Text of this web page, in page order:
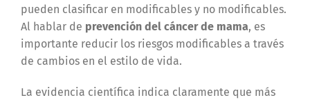
pueden clasificar en modificables y no modificables.
Al hablar de prevención del cáncer de mama, es
importante reducir los riesgos modificables a través
de cambios en el estilo de vida.
La evidencia científica indica claramente que más